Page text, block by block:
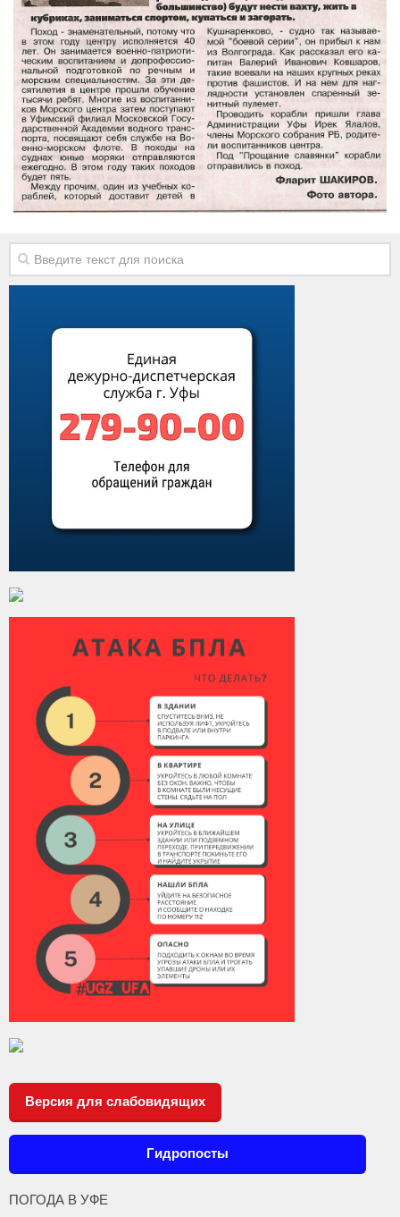
Виды деятельности
Обслуживание опасных производственных объектов
Оказание платных образовательных услуг
УГЗ рекомендует
Памятки населению
Как стать спасателем
Уголок гражданской обороны
СМИ о нас
Наша работа
Контакты
Версия для слабовидящих
Гидропосты
ПОГОДА В УФЕ